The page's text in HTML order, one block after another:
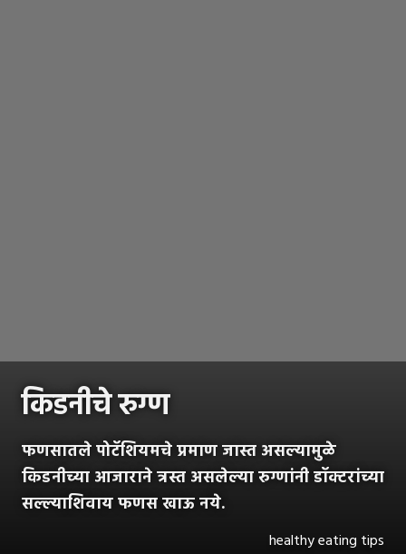
किडनीचे रुग्ण
फणसातले पोटॅशियमचे प्रमाण जास्त असल्यामुळे
किडनीच्या आजाराने त्रस्त असलेल्या रुग्णांनी डॉक्टरांच्या
सल्ल्याशिवाय फणस खाऊ नये.
healthy eating tips